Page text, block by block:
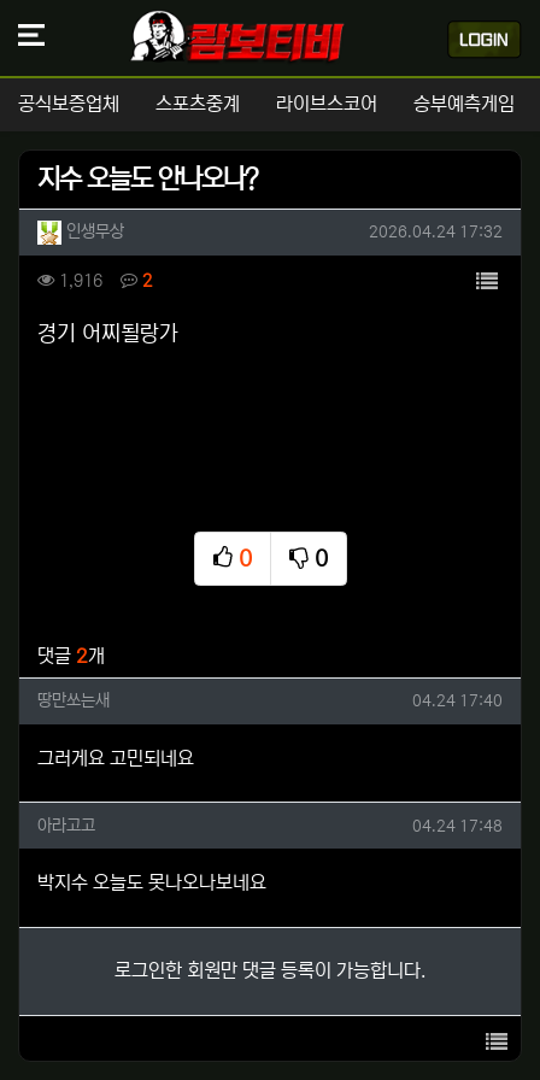
공식보증업체 스포츠중계 라이브스코어 승부예측게임
지수 오늘도 안나오나?
작성자 정보
인생무상작성 작성일
2026.04.24 17:32
컨텐츠 정보
1,916조회 2댓글 목록
본문
경기 어찌될랑가
0
추천
0
비추천
댓글 2개
땅만쏘는새님의 댓글
땅만쏘는새 작성일
04.24 17:40
그러게요 고민되네요
아라고고님의 댓글
아라고고 작성일
04.24 17:48
박지수 오늘도 못나오나보네요
로그인한 회원만 댓글 등록이 가능합니다.
목록